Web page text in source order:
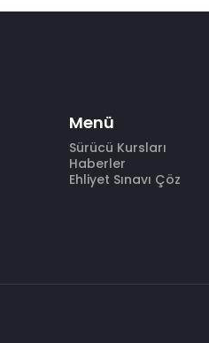
Menü
Sürücü Kursları
Haberler
Ehliyet Sınavı Çöz